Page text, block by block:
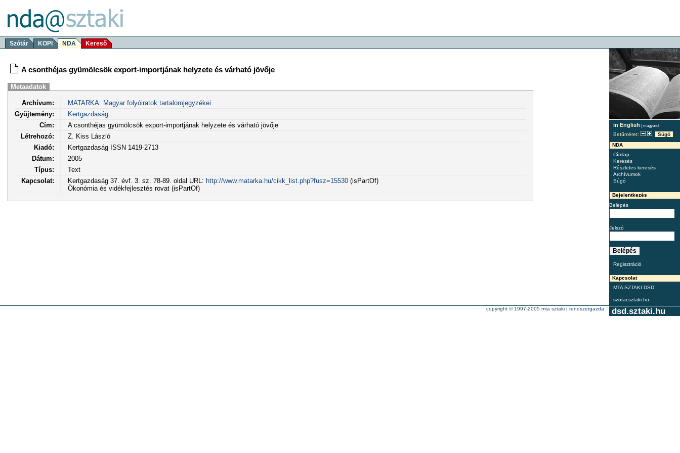
Szótár KOPI NDA Kereső
in English | magyarul
Betűméret:
Súgó
NDA
Címlap
Keresés
Részletes keresés
Archívumok
Súgó
Bejelentkezés
Belépés
Jelszó
Regisztráció
Kapcsolat
MTA SZTAKI DSD
szotar.sztaki.hu
A csonthéjas gyümölcsök export-importjának helyzete és várható jövője
Metaadatok
Archívum:
MATARKA: Magyar folyóiratok tartalomjegyzékei
Gyűjtemény:
Kertgazdaság
Cím:
A csonthéjas gyümölcsök export-importjának helyzete és várható jövője
Létrehozó:
Z. Kiss László
Kiadó:
Kertgazdaság ISSN 1419-2713
Dátum:
2005
Típus:
Text
Kapcsolat:
Kertgazdaság 37. évf. 3. sz. 78-89. oldal URL: http://www.matarka.hu/cikk_list.php?fusz=15530(isPartOf)
Ökonómia és vidékfejlesztés rovat (isPartOf)
dsd.sztaki.hu
copyright © 1997-2005 mta sztaki | rendszergazda